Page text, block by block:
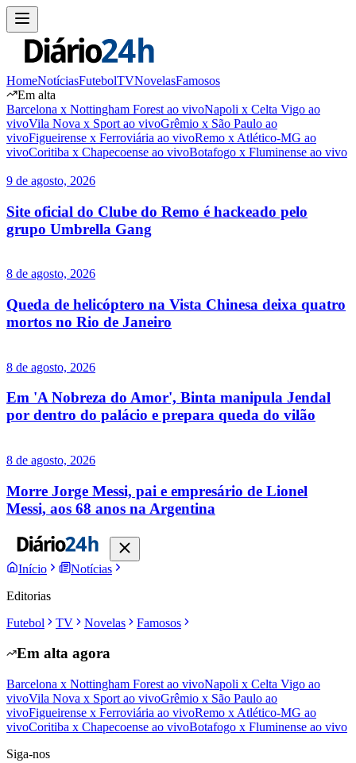
HomeNotíciasFutebolTVNovelasFamosos
Em alta
Barcelona x Nottingham Forest ao vivoNapoli x Celta Vigo ao
vivoVila Nova x Sport ao vivoGrêmio x São Paulo ao
vivoFigueirense x Ferroviária ao vivoRemo x Atlético-MG ao
vivoCoritiba x Chapecoense ao vivoBotafogo x Fluminense ao vivo
9 de agosto, 2026
Site oficial do Clube do Remo é hackeado pelo
grupo Umbrella Gang
8 de agosto, 2026
Queda de helicóptero na Vista Chinesa deixa quatro
mortos no Rio de Janeiro
8 de agosto, 2026
Em 'A Nobreza do Amor', Binta manipula Jendal
por dentro do palácio e prepara queda do vilão
8 de agosto, 2026
Morre Jorge Messi, pai e empresário de Lionel
Messi, aos 68 anos na Argentina
Início
Notícias
Editorias
Futebol
TV Novelas Famosos
Em alta agora
Barcelona x Nottingham Forest ao vivoNapoli x Celta Vigo ao
vivoVila Nova x Sport ao vivoGrêmio x São Paulo ao
vivoFigueirense x Ferroviária ao vivoRemo x Atlético-MG ao
vivoCoritiba x Chapecoense ao vivoBotafogo x Fluminense ao vivo
Siga-nos